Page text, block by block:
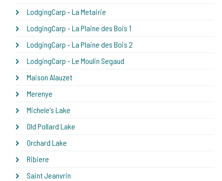
LodgingCarp - La Metairie
LodgingCarp - La Plaine des Bois 1
LodgingCarp - La Plaine des Bois 2
LodgingCarp - Le Moulin Segaud
Maison Alauzet
Merenye
Michele's Lake
Old Pollard Lake
Orchard Lake
Ribiere
Saint Jeanvrin